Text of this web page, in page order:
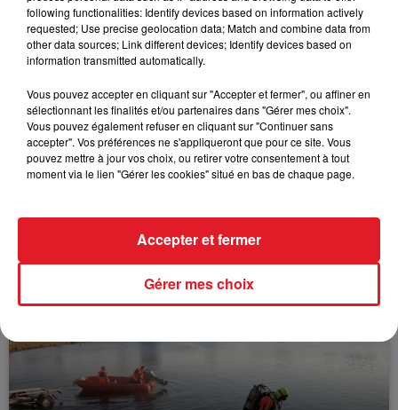
FIL D'ACTUS
BÉTHUNE: ENQUÊTE POUR HOMICIDE
VOLONTAIRE EN COURS, APRÈS LA...
à des prostituées
following functionalities: Identify devices based on information actively
requested; Use precise geolocation data; Match and combine data from
other data sources; Link different devices; Identify devices based on
information transmitted automatically.
Vous pouvez accepter en cliquant sur "Accepter et fermer", ou affiner en
sélectionnant les finalités et/ou partenaires dans "Gérer mes choix".
Vous pouvez également refuser en cliquant sur "Continuer sans
accepter". Vos préférences ne s'appliqueront que pour ce site. Vous
pouvez mettre à jour vos choix, ou retirer votre consentement à tout
moment via le lien "Gérer les cookies" situé en bas de chaque page.
Gérer mes choix
Accepter et fermer